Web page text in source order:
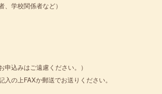
学校関係者など）
申込みはご遠慮ください。）
の上FAXか郵送でお送りください。